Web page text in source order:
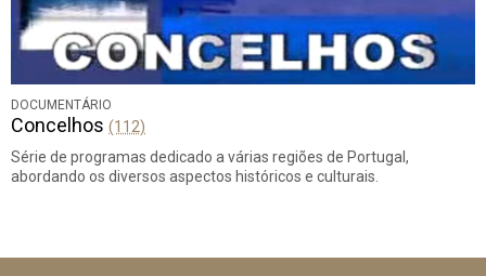
DOCUMENTÁRIO
Concelhos (112)
Série de programas dedicado a várias regiões de Portugal,
abordando os diversos aspectos históricos e culturais.